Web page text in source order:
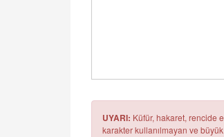
UYARI: Küfür, hakaret, rencide
karakter kullanılmayan ve